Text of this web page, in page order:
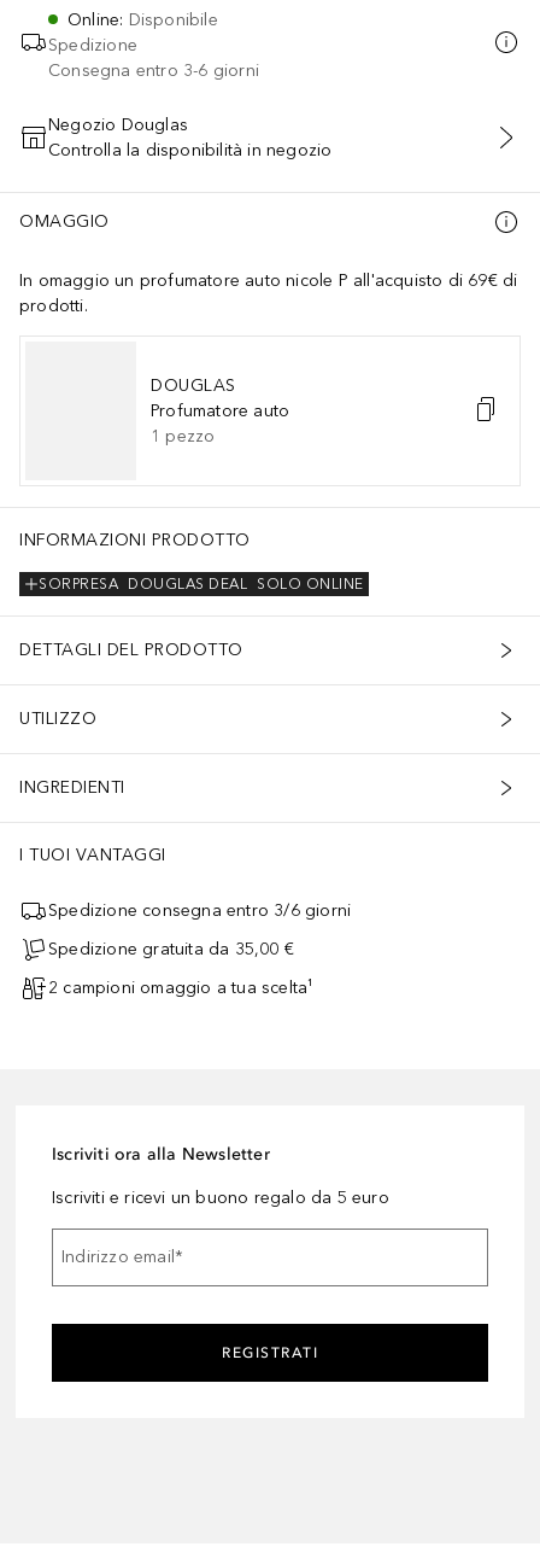
Online: Disponibile
Spedizione
Consegna entro 3-6 giorni
AGGIUNGI AL CARRELLO
Negozio Douglas
Controlla la disponibilità in negozio
OMAGGIO
In omaggio un profumatore auto nicole P all'acquisto di 69€ di
prodotti.
DOUGLAS
Profumatore auto
1 pezzo
INFORMAZIONI PRODOTTO
SOLO ONLINE
DOUGLAS DEAL
SORPRESA
DETTAGLI DEL PRODOTTO
UTILIZZO
INGREDIENTI
I TUOI VANTAGGI
Spedizione consegna entro 3/6 giorni
Spedizione gratuita da 35,00 €
2 campioni omaggio a tua scelta¹
Iscriviti ora alla Newsletter
Iscriviti e ricevi un buono regalo da 5 euro
Indirizzo email*
REGISTRATI